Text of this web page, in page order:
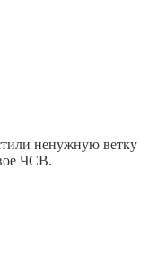
ненужную ветку
ЧСВ.